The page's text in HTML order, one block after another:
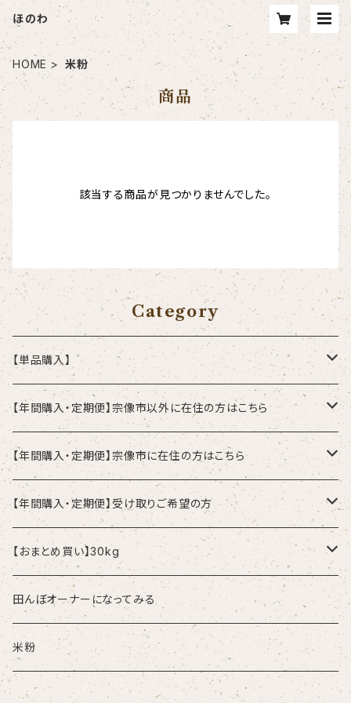
ほのわ
HOME 米粉
商品
該当する商品が見つかりませんでした。
Category
【単品購入】
2kg
5kg
10kg
【年間購入・定期便】宗像市以外に在住の方はこちら
2kgずつの発送ご希望の方
1ヶ月(毎月)に1回
2ヶ月に1回
5kgずつの発送ご希望の方
1ヶ月(毎月)に1回
2ヶ月に1回
10kgずつの発送ご希望の方
1ヶ月(毎月)に1回
2ヶ月に1回
【年間購入・定期便】宗像市に在住の方はこちら
配達：2kgずつご希望の方
1ヶ月(毎月)に1回
2ヶ月に1回
配達：5kgずつご希望の方
1ヶ月(毎月)に1回
2ヶ月に1回
配達：10kgずつご希望の方
1ヶ月(毎月)に1回
2ヶ月に1回
【年間購入・定期便】受け取りご希望の方
受取：2kgずつの受取ご希望の方
1ヶ月(毎月)に1回
2ヶ月に1回
受取：5kgずつの受取ご希望の方
1ヶ月(毎月)に1回
2ヶ月に1回
受取：10kgずつの受取ご希望の方
1ヶ月(毎月)に1回
【おまとめ買い】30kg
単品：30kg
年間購入：30kg
田んぼオーナーになってみる
米粉